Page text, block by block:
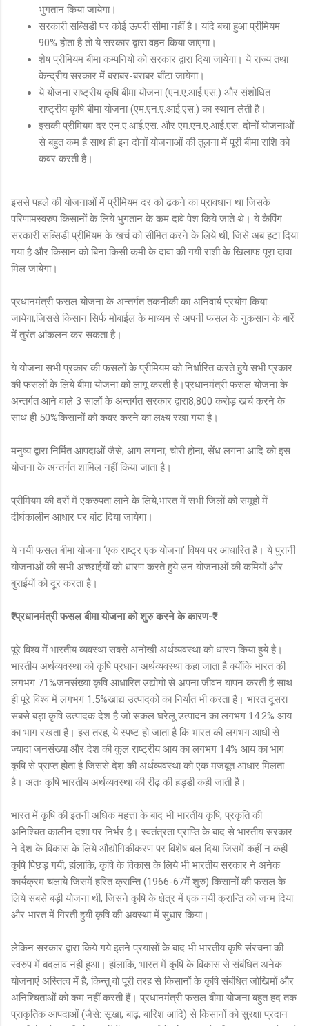
भुगतान किया जायेगा।
सरकारी सब्सिडी पर कोई ऊपरी सीमा नहीं है। यदि बचा हुआ प्रीमियम
90% होता है तो ये सरकार द्वारा वहन किया जाएगा।
शेष प्रीमियम बीमा कम्पनियों को सरकार द्वारा दिया जायेगा। ये राज्य तथा
केन्द्रीय सरकार में बराबर-बराबर बाँटा जायेगा।
ये योजना राष्ट्रीय कृषि बीमा योजना (एन.ए.आई.एस.) और संशोधित
राष्ट्रीय कृषि बीमा योजना (एम.एन.ए.आई.एस.) का स्थान लेती है।
इसकी प्रीमियम दर एन.ए.आई.एस. और एम.एन.ए.आई.एस. दोनों योजनाओं
से बहुत कम है साथ ही इन दोनों योजनाओं की तुलना में पूरी बीमा राशि को
कवर करती है।
इससे पहले की योजनाओं में प्रीमियम दर को ढकने का प्रावधान था जिसके
परिणामस्वरुप किसानों के लिये भुगतान के कम दावे पेश किये जाते थे। ये कैपिंग
सरकारी सब्सिडी प्रीमियम के खर्च को सीमित करने के लिये थी, जिसे अब हटा दिया
गया है और किसान को बिना किसी कमी के दावा की गयी राशी के खिलाफ पूरा दावा
मिल जायेगा।
प्रधानमंत्री फसल योजना के अन्तर्गत तकनीकी का अनिवार्य प्रयोग किया
जायेगा,जिससे किसान सिर्फ मोबाईल के माध्यम से अपनी फसल के नुकसान के बारें
में तुरंत आंकलन कर सकता है।
ये योजना सभी प्रकार की फसलों के प्रीमियम को निर्धारित करते हुये सभी प्रकार
की फसलों के लिये बीमा योजना को लागू करती है।प्रधानमंत्री फसल योजना के
अन्तर्गत आने वाले 3 सालों के अन्तर्गत सरकार द्वारा8,800 करोड़ खर्च करने के
साथ ही 50%किसानों को कवर करने का लक्ष्य रखा गया है।
मनुष्य द्वारा निर्मित आपदाओं जैसे; आग लगना, चोरी होना, सेंध लगना आदि को इस
योजना के अन्तर्गत शामिल नहीं किया जाता है।
प्रीमियम की दरों में एकरुपता लाने के लिये,भारत में सभी जिलों को समूहों में
दीर्घकालीन आधार पर बांट दिया जायेगा।
ये नयी फसल बीमा योजना ‘एक राष्ट्र एक योजना’ विषय पर आधारित है। ये पुरानी
योजनाओं की सभी अच्छाईयों को धारण करते हुये उन योजनाओं की कमियों और
बुराईयों को दूर करता है।
₹-प्रधानमंत्री फसल बीमा योजना को शुरु करने के कारण-₹
पूरे विश्व में भारतीय व्यवस्था सबसे अनोखी अर्थव्यवस्था को धारण किया हुये है।
भारतीय अर्थव्यवस्था को कृषि प्रधान अर्थव्यवस्था कहा जाता है क्योंकि भारत की
लगभग 71%जनसंख्या कृषि आधारित उद्योगो से अपना जीवन यापन करती है साथ
ही पूरे विश्व में लगभग 1.5%खाद्य उत्पादकों का निर्यात भी करता है। भारत दूसरा
सबसे बड़ा कृषि उत्पादक देश है जो सकल घरेलू उत्पादन का लगभग 14.2% आय
का भाग रखता है। इस तरह, ये स्पष्ट हो जाता है कि भारत की लगभग आधी से
ज्यादा जनसंख्या और देश की कुल राष्ट्रीय आय का लगभग 14% आय का भाग
कृषि से प्राप्त होता है जिससे देश की अर्थव्यवस्था को एक मजबूत आधार मिलता
है। अतः कृषि भारतीय अर्थव्यवस्था की रीढ़ की हड्डी कही जाती है।
भारत में कृषि की इतनी अधिक महत्ता के बाद भी भारतीय कृषि, प्रकृति की
अनिश्चित कालीन दशा पर निर्भर है। स्वतंत्रता प्राप्ति के बाद से भारतीय सरकार
ने देश के विकास के लिये औद्योगिकीकरण पर विशेष बल दिया जिसमें कहीं न कहीं
कृषि पिछड़ गयी, हांलाकि, कृषि के विकास के लिये भी भारतीय सरकार ने अनेक
कार्यक्रम चलाये जिसमें हरित क्रान्ति (1966-67में शुरु) किसानों की फसल के
लिये सबसे बड़ी योजना थी, जिसने कृषि के क्षेत्र में एक नयी क्रान्ति को जन्म दिया
और भारत में गिरती हुयी कृषि की अवस्था में सुधार किया।
लेकिन सरकार द्वारा किये गये इतने प्रयासों के बाद भी भारतीय कृषि संरचना की
स्वरुप में बदलाव नहीं हुआ। हांलाकि, भारत में कृषि के विकास से संबंधित अनेक
योजनाएं अस्तित्व में है, किन्तु वो पूरी तरह से किसानों के कृषि संबंधित जोखिमों और
अनिश्चिताओं को कम नहीं करती हैं। प्रधानमंत्री फसल बीमा योजना बहुत हद तक
प्राकृतिक आपदाओं (जैसे: सूखा, बाढ़, बारिश आदि) से किसानों को सुरक्षा प्रदान